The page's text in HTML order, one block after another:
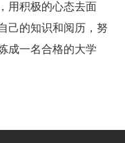
用积极的心态去面
己的知识和阅历，努
成一名合格的大学